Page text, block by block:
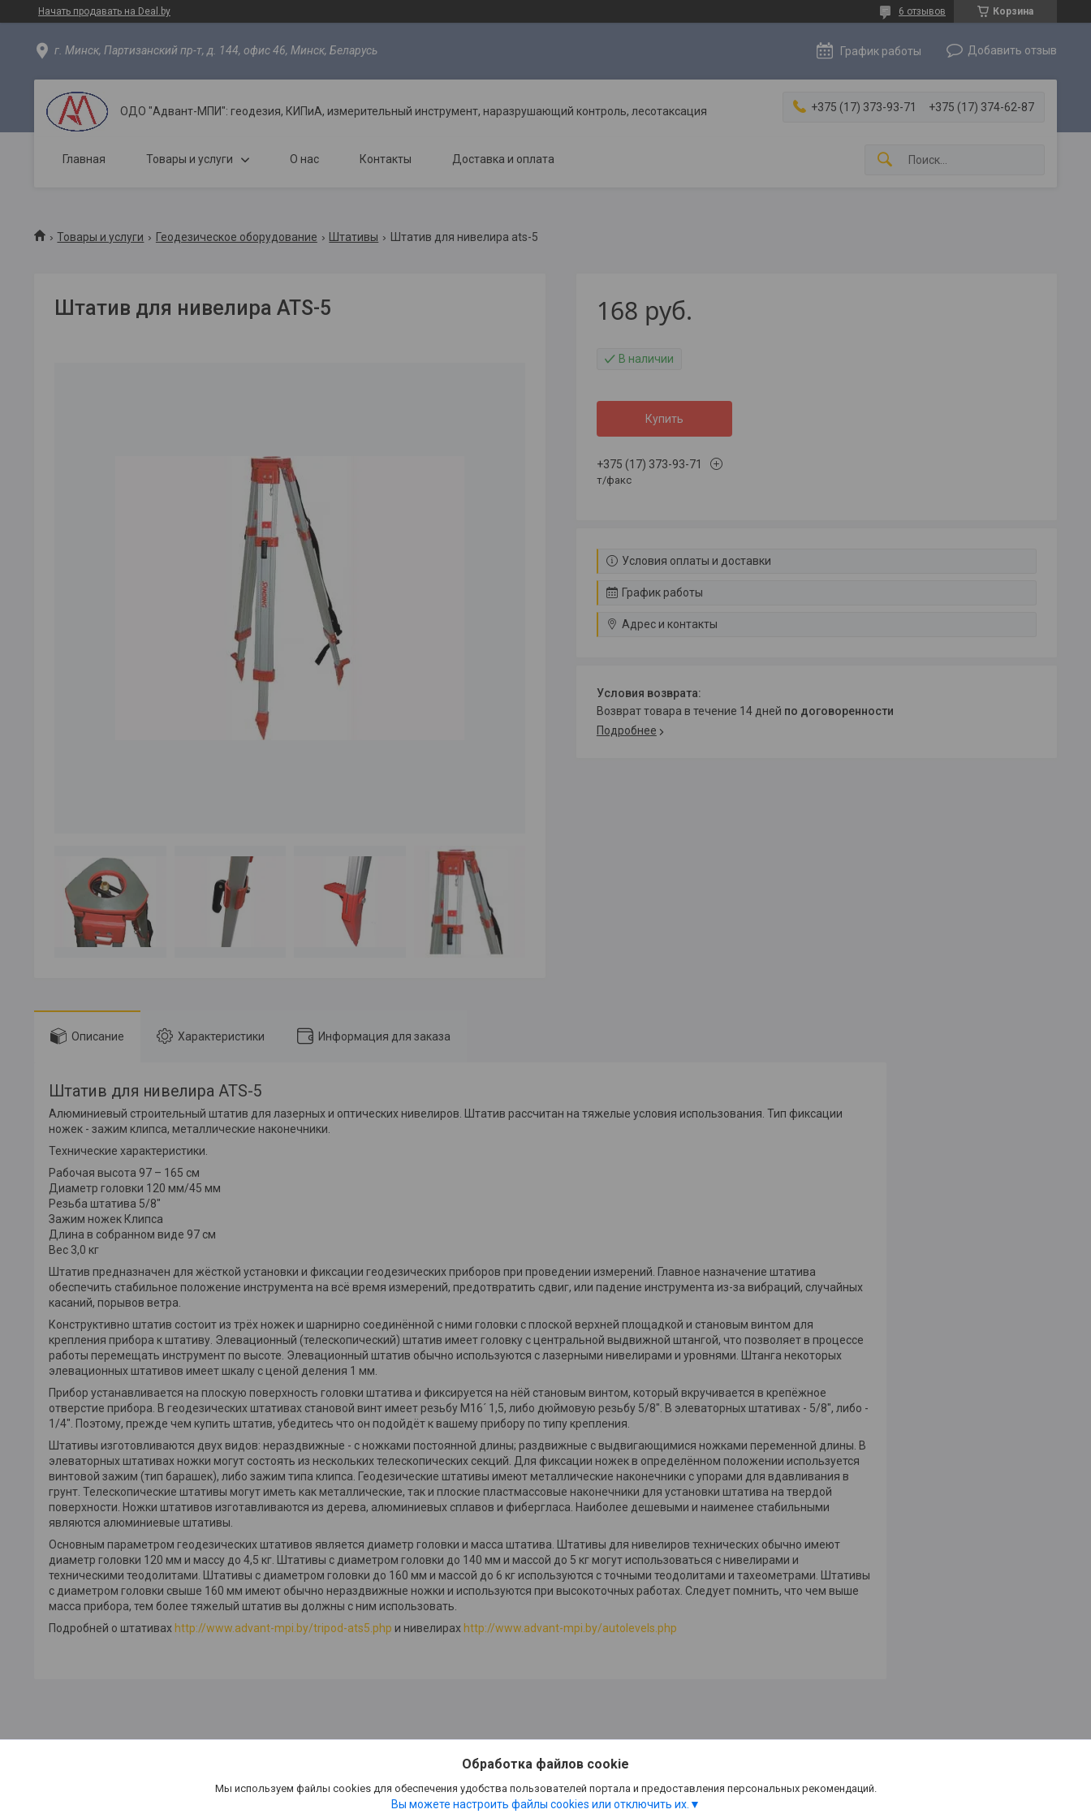
Начать продавать на Deal.by Корзина
6 отзывов
г. Минск, Партизанский пр-т, д. 144, офис 46, Минск, Беларусь График работы Добавить отзыв
ОДО "Адвант-МПИ": геодезия, КИПиА, измерительный инструмент, наразрушающий контроль, лесотаксация +375 (17) 373-93-71 +375 (17) 374-62-87
Главная Товары и услуги О нас Контакты Доставка и оплата
Товары и услуги Геодезическое оборудование Штативы Штатив для нивелира ats-5
Штатив для нивелира ATS-5 168 руб.
В наличии
Купить
+375 (17) 373-93-71
т/факс
Условия оплаты и доставки
График работы
Адрес и контакты
возврат товара в течение 14 дней по договоренности
Подробнее
Описание Характеристики Информация для заказа
Штатив для нивелира ATS-5
Алюминиевый строительный штатив для лазерных и оптических нивелиров. Штатив рассчитан на тяжелые условия использования. Тип фиксации
ножек - зажим клипса, металлические наконечники.
Технические характеристики.
Рабочая высота 97 – 165 см
Диаметр головки 120 мм/45 мм
Резьба штатива 5/8"
Зажим ножек Клипса
Длина в собранном виде 97 см
Вес 3,0 кг
Штатив предназначен для жёсткой установки и фиксации геодезических приборов при проведении измерений. Главное назначение штатива
обеспечить стабильное положение инструмента на всё время измерений, предотвратить сдвиг, или падение инструмента из-за вибраций, случайных
касаний, порывов ветра.
Конструктивно штатив состоит из трёх ножек и шарнирно соединённой с ними головки с плоской верхней площадкой и становым винтом для
крепления прибора к штативу. Элевационный (телескопический) штатив имеет головку с центральной выдвижной штангой, что позволяет в процессе
работы перемещать инструмент по высоте. Элевационный штатив обычно используются с лазерными нивелирами и уровнями. Штанга некоторых
элевационных штативов имеет шкалу с ценой деления 1 мм.
Прибор устанавливается на плоскую поверхность головки штатива и фиксируется на нёй становым винтом, который вкручивается в крепёжное
отверстие прибора. В геодезических штативах становой винт имеет резьбу М16´ 1,5, либо дюймовую резьбу 5/8". В элеваторных штативах - 5/8", либо -
1/4". Поэтому, прежде чем купить штатив, убедитесь что он подойдёт к вашему прибору по типу крепления.
Штативы изготовливаются двух видов: нераздвижные - с ножками постоянной длины; раздвижные с выдвигающимися ножками переменной длины. В
элеваторных штативах ножки могут состоять из нескольких телескопических секций. Для фиксации ножек в определённом положении используется
винтовой зажим (тип барашек), либо зажим типа клипса. Геодезические штативы имеют металлические наконечники с упорами для вдавливания в
грунт. Телескопические штативы могут иметь как металлические, так и плоские пластмассовые наконечники для установки штатива на твердой
поверхности. Ножки штативов изготавливаются из дерева, алюминиевых сплавов и фибергласа. Наиболее дешевыми и наименее стабильными
являются алюминиевые штативы.
Основным параметром геодезических штативов является диаметр головки и масса штатива. Штативы для нивелиров технических обычно имеют
диаметр головки 120 мм и массу до 4,5 кг. Штативы с диаметром головки до 140 мм и массой до 5 кг могут использоваться с нивелирами и
техническими теодолитами. Штативы с диаметром головки до 160 мм и массой до 6 кг используются с точными теодолитами и тахеометрами. Штативы
с диаметром головки свыше 160 мм имеют обычно нераздвижные ножки и используются при высокоточных работах. Следует помнить, что чем выше
масса прибора, тем более тяжелый штатив вы должны с ним использовать.
Подробней о штативах http://www.advant-mpi.by/tripod-ats5.php и нивелирах http://www.advant-mpi.by/autolevels.php
Обработка файлов cookie
Мы используем файлы cookies для обеспечения удобства пользователей портала и предоставления персональных рекомендаций.
Вы можете настроить файлы cookies или отключить их.